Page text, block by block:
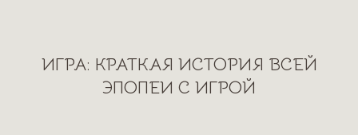
ИГРА: КРАТКАЯ ИСТОРИЯ ВСЕЙ
ЭПОПЕИ С ИГРОЙ